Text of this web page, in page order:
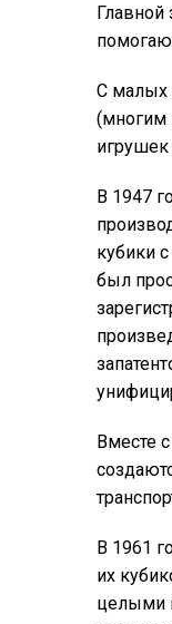
С малых
(многим
игрушек
В 1947
кубики
был
Вместе
В 1961
их
целыми